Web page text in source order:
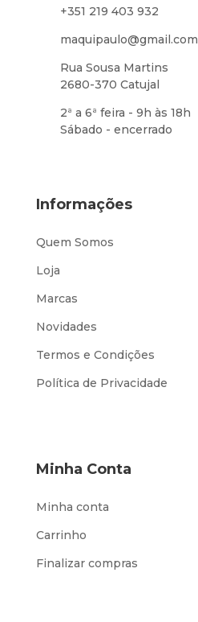
+351 219 403 932
maquipaulo@gmail.com
Rua Sousa Martins
2680-370 Catujal
2ª a 6ª feira - 9h às 18h
Sábado - encerrado
Informações
Quem Somos
Loja
Marcas
Novidades
Termos e Condições
Política de Privacidade
Minha Conta
Minha conta
Carrinho
Finalizar compras